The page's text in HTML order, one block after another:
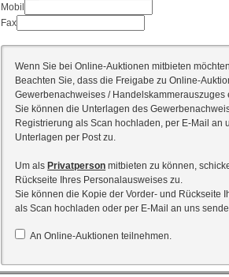
Mobil
Fax
Wenn Sie bei Online-Auktionen mitbieten
Beachten Sie, dass die Freigabe zu Online-
Gewerbenachweises / Handelskammerauszuges
Sie können die Unterlagen des
Registrierung als Scan hochladen, per E-Mail an
Unterlagen per Post zu.
Um als Privatperson mitbieten zu können,
Rückseite Ihres Personalausweises zu.
Sie können die Kopie der Vorder- und Rückseite
als Scan hochladen oder per E-Mail an uns
An Online-Auktionen teilnehmen.